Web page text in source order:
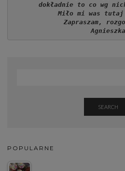
dokładnie to co wg
Miło mi was
Zapraszam,
Agnieszka
SEARCH
POPULARNE